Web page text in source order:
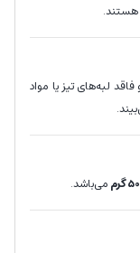
هستند.
لبه‌های تیز یا مواد
گرممی‌باشد.